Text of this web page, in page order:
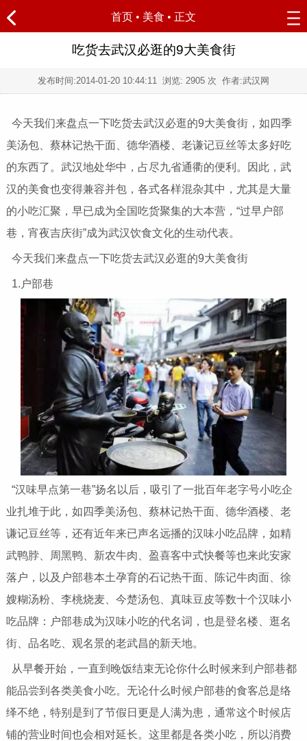
首页 • 美食 • 正文
吃货去武汉必逛的9大美食街
发布时间:2014-01-20 10:44:11 浏览: 2905 次 作者:武汉网
今天我们来盘点一下吃货去武汉必逛的9大美食街，如四季
美汤包、蔡林记热干面、德华酒楼、老谦记豆丝等太多好吃
的东西了。武汉地处华中，占尽九省通衢的便利。因此，武
汉的美食也变得兼容并包，各式各样混杂其中，尤其是大量
的小吃汇聚，早已成为全国吃货聚集的大本营，“过早户部
巷，宵夜吉庆街”成为武汉饮食文化的生动代表。
今天我们来盘点一下吃货去武汉必逛的9大美食街
1.户部巷
“汉味早点第一巷”扬名以后，吸引了一批百年老字号小吃企
业扎堆于此，如四季美汤包、蔡林记热干面、德华酒楼、老
谦记豆丝等，还有近年来已声名远播的汉味小吃品牌，如精
武鸭脖、周黑鸭、新农牛肉、盈喜客中式快餐等也来此安家
落户，以及户部巷本土孕育的石记热干面、陈记牛肉面、徐
嫂糊汤粉、李桃烧麦、今楚汤包、真味豆皮等数十个汉味小
吃品牌：户部巷成为汉味小吃的代名词，也是登名楼、逛名
街、品名吃、观名景的老武昌的新天地。
从早餐开始，一直到晚饭结束无论你什么时候来到户部巷都
能品尝到各类美食小吃。无论什么时候户部巷的食客总是络
绎不绝，特别是到了节假日更是人满为患，通常这个时候店
铺的营业时间也会相对延长。这里都是各类小吃，所以消费